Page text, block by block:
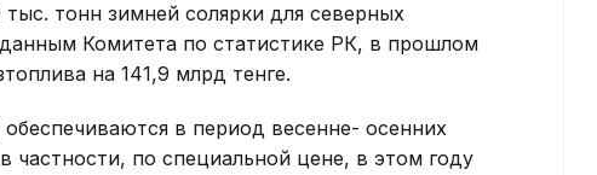
тонн зимней солярки для северных
Комитета по статистике РК, в прошлом
на 141,9 млрд тенге.
в период весенне- осенних
по специальной цене, в этом году